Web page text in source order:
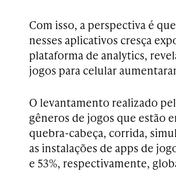
Com isso, a perspectiva é
nesses aplicativos cresça
plataforma de analytics,
jogos para celular
O levantamento realizado
gêneros de jogos que estão
quebra-cabeça, corrida,
as instalações de apps de
e 53%, respectivamente,